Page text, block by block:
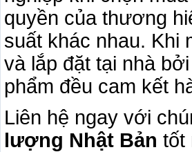
quyền của thương
suất khác nhau. Khi
và lắp đặt tại nhà
phẩm đều cam kết
Liên hệ ngay với
lượng Nhật Bản tốt